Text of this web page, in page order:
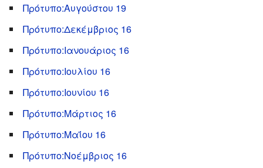
Πρότυπο:Αυγούστου 19
Πρότυπο:Δεκέμβριος 16
Πρότυπο:Ιανουάριος 16
Πρότυπο:Ιουλίου 16
Πρότυπο:Ιουνίου 16
Πρότυπο:Μάρτιος 16
Πρότυπο:Μαΐου 16
Πρότυπο:Νοέμβριος 16